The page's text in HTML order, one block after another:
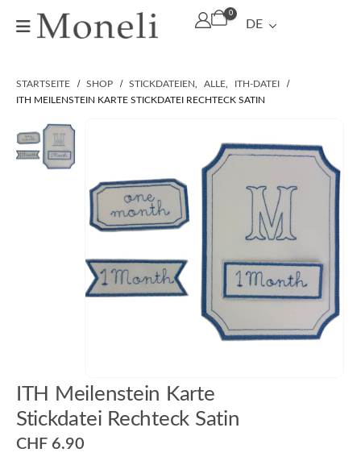
0
DE
STARTSEITE SHOP STICKDATEIEN ALLE
ITH-DATEI
ITH MEILENSTEIN KARTE STICKDATEI RECHTECK SATIN
ITH Meilenstein Karte
Stickdatei Rechteck Satin
CHF 6.90